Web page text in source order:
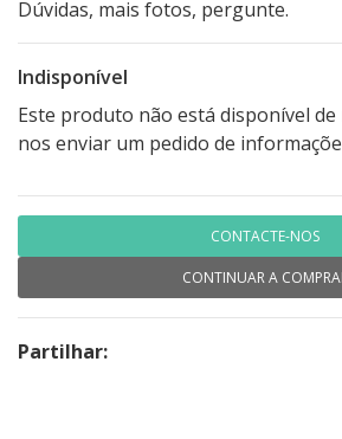
Dúvidas, mais fotos, pergunte.
Indisponível
Este produto não está disponível
nos enviar um pedido de
CONTACTE-NOS
CONTINUAR A
Partilhar: